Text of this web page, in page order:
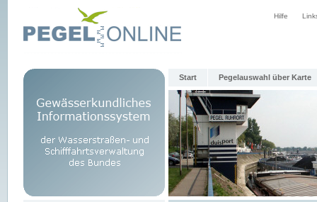
Hilfe
Start Pegelauswahl über Karte